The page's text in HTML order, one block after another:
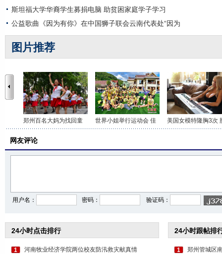
斯坦福大学华裔学生募捐电脑 助贫困家庭学子学习
公益歌曲《因为有你》在中国狮子联会云南代表处“因为
图片推荐
郑州百名大妈为找回童 世界小姐举行运动会 佳 美国女模特隆胸3次
网友评论
用户名： 密码： 验证码：
24小时点击排行
1
河南牧业经济学院两位校友防汛救灾献真情
24小时跟帖排
1
郑州管城区